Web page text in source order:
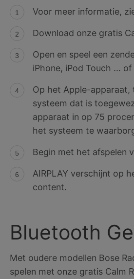
Voor meer informatie,
Download onze gratis
Open en speel een
iPhone, iPod Touch ...
Op het Apple-apparaat,
systeem dat is
apparaat in op 75
het systeem te
Begin met het afspelen
AIRPLAY verschijnt op
content.
Bluetooth
Met oudere modellen Bose
spelen met onze gratis Calm